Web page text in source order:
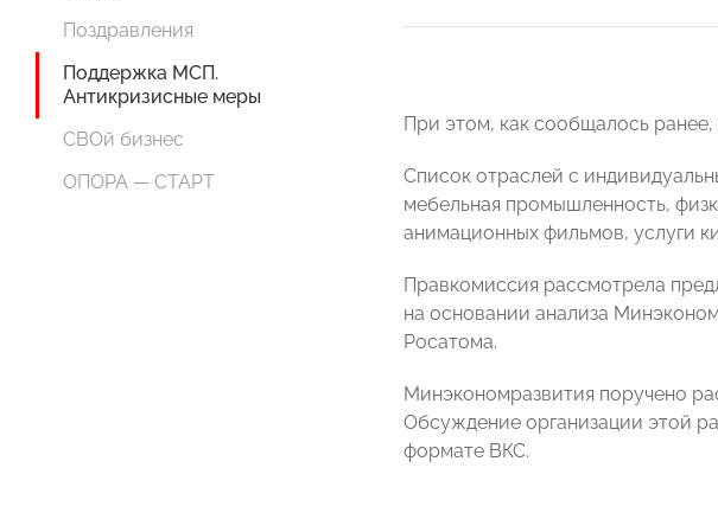
Поздравления
Поддержка МСП.
Антикризисные меры
СВОй бизнес
ОПОРА — СТАРТ
При этом, как сообщалось
Список отраслей с
мебельная промышленность,
анимационных фильмов, услуги
Правкомиссия рассмотрела
на основании анализа
Росатома.
Минэкономразвития поручено
Обсуждение организации этой
формате ВКС.